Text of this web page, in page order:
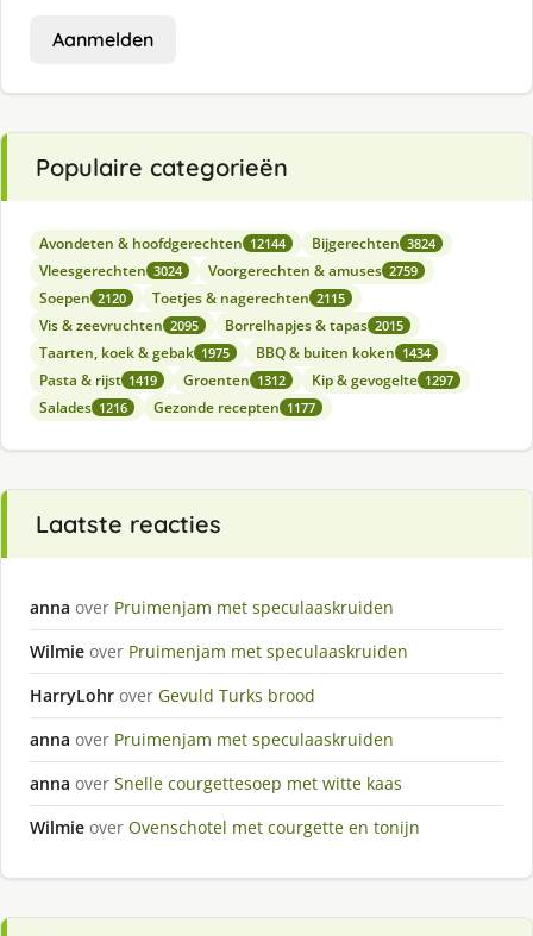
Aanmelden
Populaire categorieën
Avondeten & hoofdgerechten 12144 Bijgerechten 3824
Vleesgerechten 3024 Voorgerechten & amuses 2759
Soepen 2120 Toetjes & nagerechten 2115
Vis & zeevruchten 2095 Borrelhapjes & tapas 2015
Taarten, koek & gebak 1975 BBQ & buiten koken 1434
Pasta & rijst 1419 Groenten 1312 Kip & gevogelte 1297
Salades 1216 Gezonde recepten 1177
Laatste reacties
anna over Pruimenjam met speculaaskruiden
Wilmie over Pruimenjam met speculaaskruiden
HarryLohr over Gevuld Turks brood
anna over Pruimenjam met speculaaskruiden
anna over Snelle courgettesoep met witte kaas
Wilmie over Ovenschotel met courgette en tonijn